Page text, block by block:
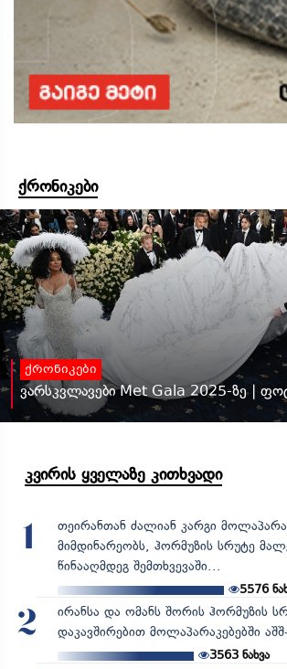
ქრონიკები
ქრონიკები
ვარსკვლავები Met Gala 2025-ზე |
კვირის ყველაზე კითხვადი
1
თეირანთან ძალიან კარგი
მიმდინარეობს, ჰორმუზის სრუტე
წინააღმდეგ შემთხვევაში...
5576
2
ირანსა და ომანს შორის ჰორმუზის
დაკავშირებით მოლაპარაკებებში
3563ნახვა